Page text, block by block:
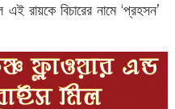
রায়কে বিচারের নামে ‘প্রহসন’